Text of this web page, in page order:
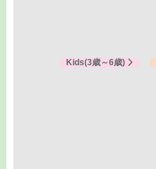
Kids(3歳～6歳)